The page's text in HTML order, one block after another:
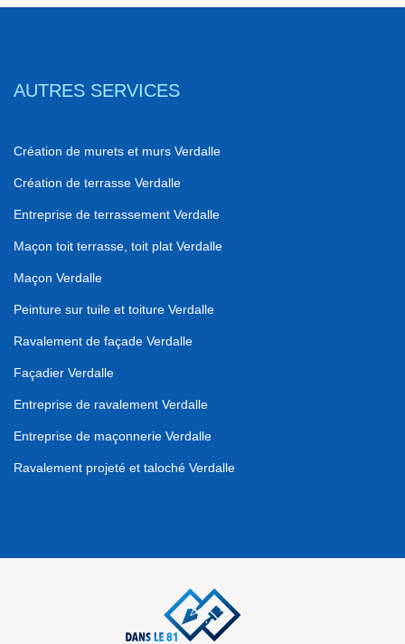
AUTRES SERVICES
Création de murets et murs Verdalle
Création de terrasse Verdalle
Entreprise de terrassement Verdalle
Maçon toit terrasse, toit plat Verdalle
Maçon Verdalle
Peinture sur tuile et toiture Verdalle
Ravalement de façade Verdalle
Façadier Verdalle
Entreprise de ravalement Verdalle
Entreprise de maçonnerie Verdalle
Ravalement projeté et taloché Verdalle